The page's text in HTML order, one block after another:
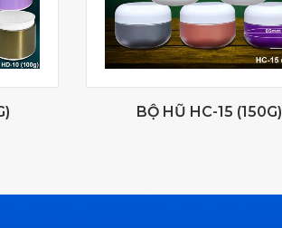
BỘ HŨ HC-15 (150G)